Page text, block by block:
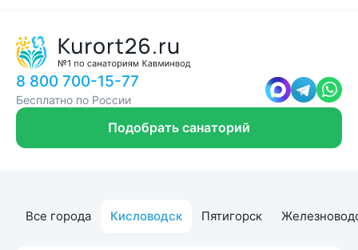
8 800 700-15-77
Бесплатно по России
Подобрать санаторий
Все города Кисловодск Пятигорск